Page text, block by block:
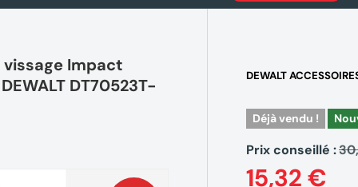
Impact
DT70523T-
DEWALT
Déjà vendu !
Prix conseillé :
15,32 €